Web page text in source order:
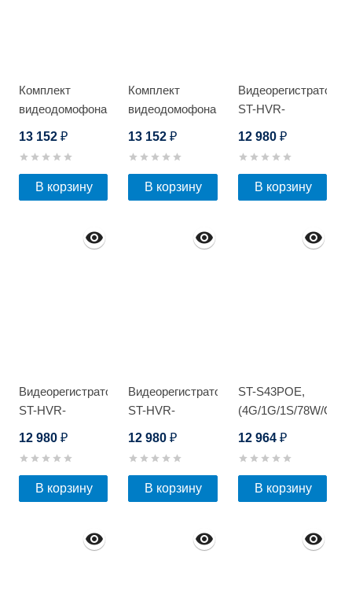
Комплект
видеодомофона
13 152 ₽
В корзину
Комплект
видеодомофона
13 152₽
В корзину
Видеорегистратор
ST-HVR-
12 980 ₽
В корзину
Видеорегистратор
ST-HVR-
12 980 ₽
В корзину
Видеорегистратор
ST-HVR-
12 980₽
В корзину
ST-S43POE,
(4G/1G/1S/78W/OUT)
12 964 ₽
В корзину